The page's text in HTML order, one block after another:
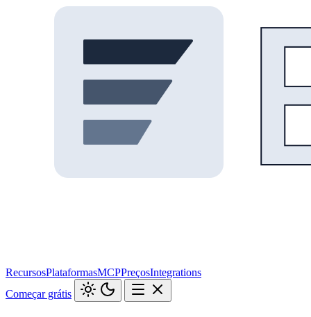
RecursosPlataformasMCPPreçosIntegrations
Começar grátis